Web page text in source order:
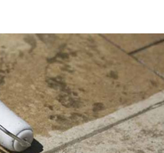
r
o
t
w
a
t